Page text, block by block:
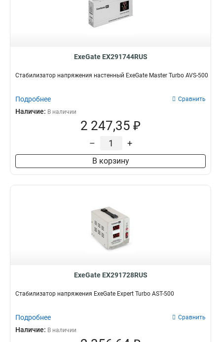
ExeGate EX291744RUS
Стабилизатор напряжения настенный ExeGate Master Turbo AVS-500
Подробнее Сравнить
Наличие: В наличии
2 247,35 ₽
– +
В корзину
ExeGate EX291728RUS
Стабилизатор напряжения ExeGate Expert Turbo AST-500
Подробнее Сравнить
Наличие: В наличии